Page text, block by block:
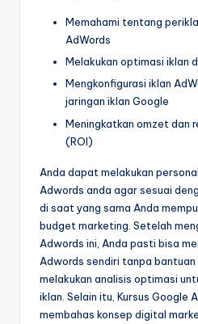
Memahami tentang
AdWords
Melakukan optimasi iklan
Mengkonfigurasi iklan
jaringan iklan Google
Meningkatkan omzet dan
(ROI)
Anda dapat melakukan
Adwords anda agar sesuai
di saat yang sama Anda
budget marketing. Setelah
Adwords ini, Anda pasti bisa
Adwords sendiri tanpa
melakukan analisis optimasi
iklan. Selain itu, Kursus Google
membahas konsep digital